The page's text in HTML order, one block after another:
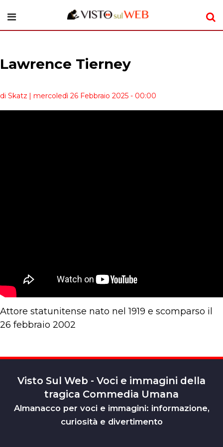
Lawrence Tierney
di Skatz | mercoledì 26 Febbraio 2025 - 00:00
Attore statunitense nato nel 1919 e scomparso il
26 febbraio 2002
Visto Sul Web - Voci e immagini della
tragica Commedia Umana
Almanacco per voci e immagini: informazione,
curiosità e divertimento